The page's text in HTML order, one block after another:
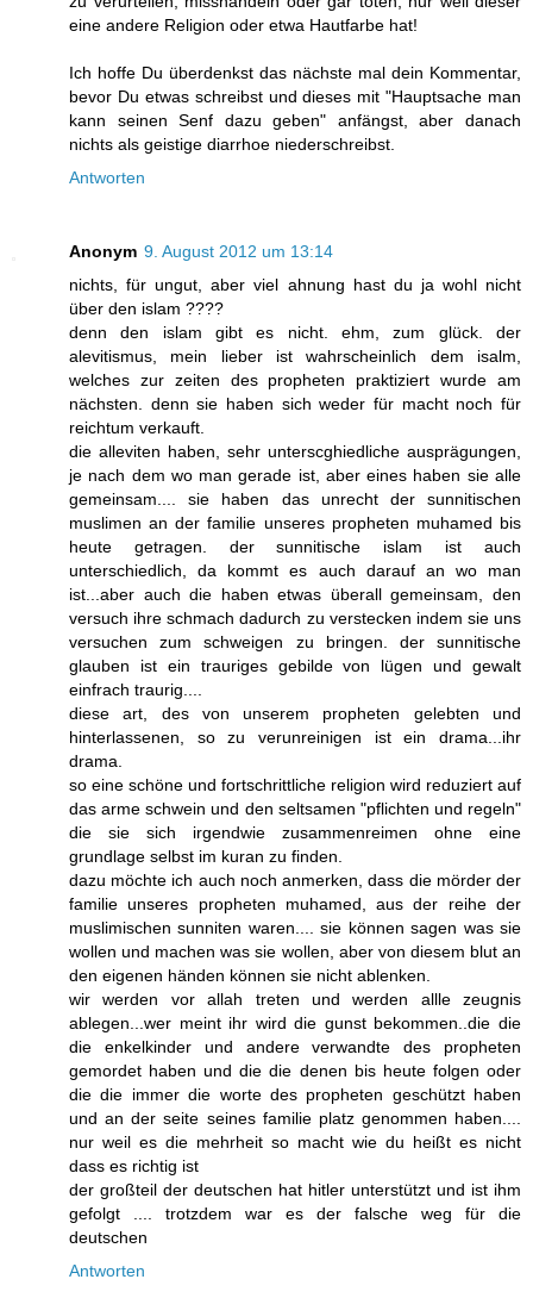
eine andere Religion oder etwa Hautfarbe hat!
Ich hoffe Du überdenkst das nächste mal dein Kommentar,
bevor Du etwas schreibst und dieses mit "Hauptsache man
kann seinen Senf dazu geben" anfängst, aber danach
nichts als geistige diarrhoe niederschreibst.
Antworten
Anonym 9. August 2012 um 13:14
nichts, für ungut, aber viel ahnung hast du ja wohl nicht
über den islam ????
denn den islam gibt es nicht. ehm, zum glück. der
alevitismus, mein lieber ist wahrscheinlich dem isalm,
welches zur zeiten des propheten praktiziert wurde am
nächsten. denn sie haben sich weder für macht noch für
reichtum verkauft.
die alleviten haben, sehr unterscghiedliche ausprägungen,
je nach dem wo man gerade ist, aber eines haben sie alle
gemeinsam.... sie haben das unrecht der sunnitischen
muslimen an der familie unseres propheten muhamed bis
heute getragen. der sunnitische islam ist auch
unterschiedlich, da kommt es auch darauf an wo man
ist...aber auch die haben etwas überall gemeinsam, den
versuch ihre schmach dadurch zu verstecken indem sie uns
versuchen zum schweigen zu bringen. der sunnitische
glauben ist ein trauriges gebilde von lügen und gewalt
einfrach traurig....
diese art, des von unserem propheten gelebten und
hinterlassenen, so zu verunreinigen ist ein drama...ihr
drama.
so eine schöne und fortschrittliche religion wird reduziert auf
das arme schwein und den seltsamen "pflichten und regeln"
die sie sich irgendwie zusammenreimen ohne eine
grundlage selbst im kuran zu finden.
dazu möchte ich auch noch anmerken, dass die mörder der
familie unseres propheten muhamed, aus der reihe der
muslimischen sunniten waren.... sie können sagen was sie
wollen und machen was sie wollen, aber von diesem blut an
den eigenen händen können sie nicht ablenken.
wir werden vor allah treten und werden allle zeugnis
ablegen...wer meint ihr wird die gunst bekommen..die die
die enkelkinder und andere verwandte des propheten
gemordet haben und die die denen bis heute folgen oder
die die immer die worte des propheten geschützt haben
und an der seite seines familie platz genommen haben....
nur weil es die mehrheit so macht wie du heißt es nicht
dass es richtig ist
der großteil der deutschen hat hitler unterstützt und ist ihm
gefolgt .... trotzdem war es der falsche weg für die
deutschen
Antworten